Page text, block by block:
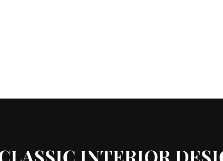
INTERIOR